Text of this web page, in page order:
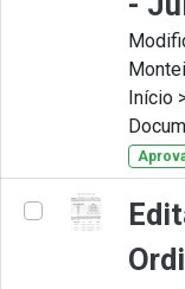
Início